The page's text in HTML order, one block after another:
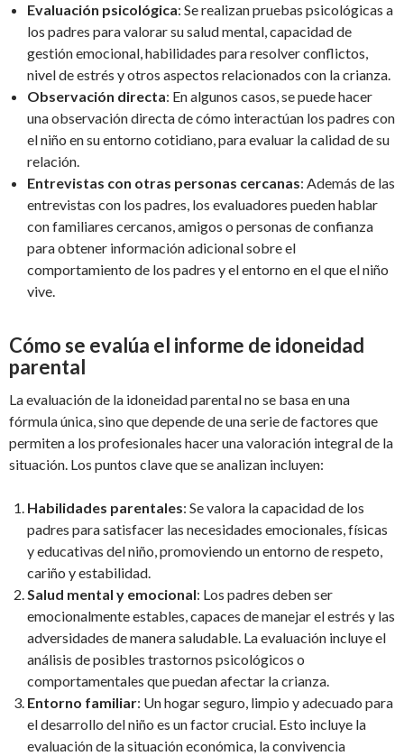
Evaluación psicológica: Se realizan pruebas psicológicas a
los padres para valorar su salud mental, capacidad de
gestión emocional, habilidades para resolver conflictos,
nivel de estrés y otros aspectos relacionados con la crianza.
Observación directa: En algunos casos, se puede hacer
una observación directa de cómo interactúan los padres con
el niño en su entorno cotidiano, para evaluar la calidad de su
relación.
Entrevistas con otras personas cercanas: Además de las
entrevistas con los padres, los evaluadores pueden hablar
con familiares cercanos, amigos o personas de confianza
para obtener información adicional sobre el
comportamiento de los padres y el entorno en el que el niño
vive.
Cómo se evalúa el informe de idoneidad
parental
La evaluación de la idoneidad parental no se basa en una
fórmula única, sino que depende de una serie de factores que
permiten a los profesionales hacer una valoración integral de la
situación. Los puntos clave que se analizan incluyen:
Habilidades parentales: Se valora la capacidad de los
padres para satisfacer las necesidades emocionales, físicas
y educativas del niño, promoviendo un entorno de respeto,
cariño y estabilidad.
Salud mental y emocional: Los padres deben ser
emocionalmente estables, capaces de manejar el estrés y las
adversidades de manera saludable. La evaluación incluye el
análisis de posibles trastornos psicológicos o
comportamentales que puedan afectar la crianza.
Entorno familiar: Un hogar seguro, limpio y adecuado para
el desarrollo del niño es un factor crucial. Esto incluye la
evaluación de la situación económica, la convivencia